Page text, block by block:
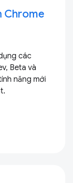
Chrome
các
Beta và
năng mới